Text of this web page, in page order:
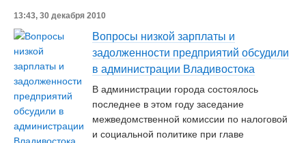
13:43, 30 декабря 2010
Вопросы низкой зарплаты и
задолженности предприятий обсудили
в администрации Владивостока
В администрации города состоялось
последнее в этом году заседание
межведомственной комиссии по налоговой
и социальной политике при главе